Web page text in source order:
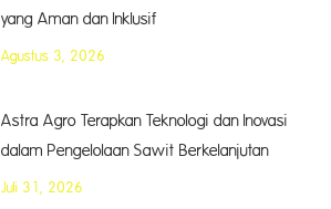
yang Aman dan Inklusif
Agustus 3, 2026
Astra Agro Terapkan Teknologi dan Inovasi
dalam Pengelolaan Sawit Berkelanjutan
Juli 31, 2026